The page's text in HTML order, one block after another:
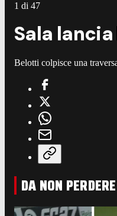
1 di 47
Sala
Belotti colpisce una
DA NON PERDERE